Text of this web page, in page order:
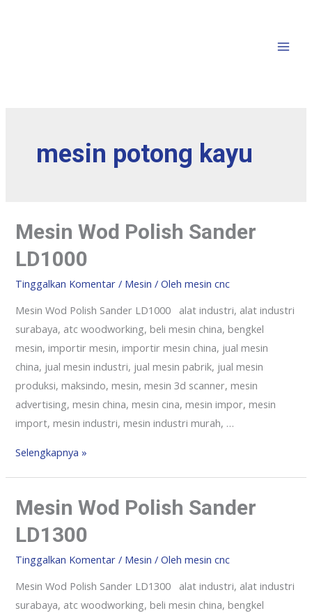
mesin potong kayu
Mesin Wod Polish Sander
LD1000
Tinggalkan Komentar / Mesin / Olehmesin cnc
Mesin Wod Polish Sander LD1000 alat industri, alat industri
surabaya, atc woodworking, beli mesin china, bengkel
mesin, importir mesin, importir mesin china, jual mesin
china, jual mesin industri, jual mesin pabrik, jual mesin
produksi, maksindo, mesin, mesin 3d scanner, mesin
advertising, mesin china, mesin cina, mesin impor, mesin
import, mesin industri, mesin industri murah, …
Selengkapnya »
Mesin Wod Polish Sander
LD1300
Tinggalkan Komentar / Mesin / Olehmesin cnc
Mesin Wod Polish Sander LD1300 alat industri, alat industri
surabaya, atc woodworking, beli mesin china, bengkel